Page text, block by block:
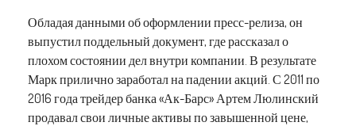
Обладая данными об оформлении пресс-релиза, он
выпустил поддельный документ, где рассказал о
плохом состоянии дел внутри компании. В результате
Марк прилично заработал на падении акций. С 2011 по
2016 года трейдер банка «Ак-Барс» Артем Люлинский
продавал свои личные активы по завышенной цене,